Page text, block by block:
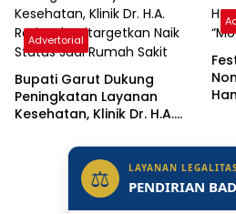
Advertorial
Bupati Garut Dukung
Peningkatan Layanan
Kesehatan, Klinik Dr. H.A.
Status Jadi Rumah Sakit
⚖ LAYANAN
PENDIRIAN